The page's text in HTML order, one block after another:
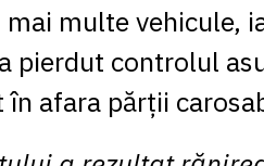
multe vehicule,
pierdut controlul
în afara părții